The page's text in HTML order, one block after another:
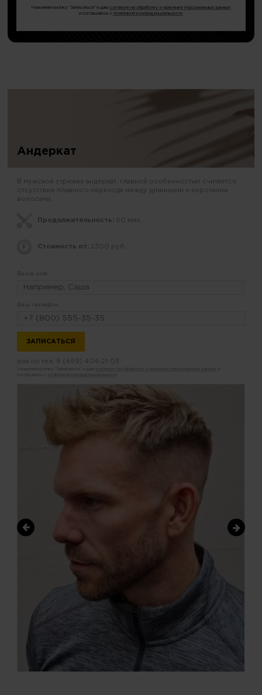
Нажимая кнопку "Записаться" я даюсогласие на обработку и хранение персональных данных
и соглашаюсь сполитикой конфиденциальности
Андеркат
В мужской стрижке андеркат, главной особенностью считается
отсутствие плавного перехода между длинными и короткими
волосами.
Продолжительность: 60 мин.
Стоимость от: 2300 руб.
Ваше имя:
Ваш телефон:
или по тел. 8 (499) 404-21-03
Нажимая кнопку "Записаться" я даю согласие на обработку и хранение персональных данных
политикой конфиденциальности